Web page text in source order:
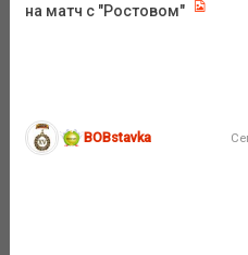
на матч с "Ростовом"
BOBstavka